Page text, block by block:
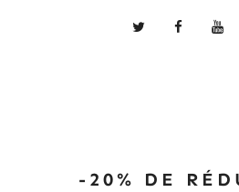
-20% DE